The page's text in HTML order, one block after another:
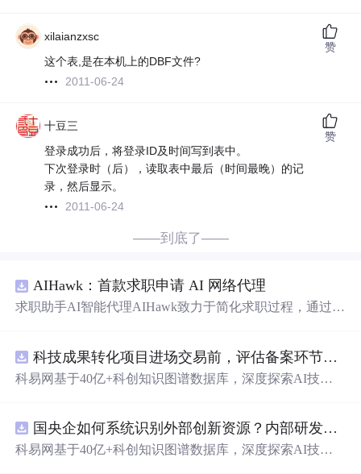
xilaianzxsc
这个表,是在本机上的DBF文件?
2011-06-24
赞
十豆三
登录成功后，将登录ID及时间写到表中。
下次登录时（后），读取表中最后（时间最晚）的记
录，然后显示。
2011-06-24
赞
——到底了——
AIHawk：首款求职申请 AI 网络代理
求职助手AI智能代理AIHawk致力于简化求职过程，通过自
科技成果转化项目进场交易前，评估备案环节需要准备哪些材料？.docx
科易网基于40亿+科创知识图谱数据库，深度探索AI技术
新领域的AI+数智化解决方案，推动科技创新与产业创新
智能化发展。
国央企如何系统识别外部创新资源？内部研发体系完善，但对外部高校、中小科技企业技术能力缺乏动态认知。.docx
科易网基于40亿+科创知识图谱数据库，深度探索AI技术